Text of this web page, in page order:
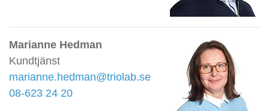
Marianne Hedman
Kundtjänst
marianne.hedman@triolab.se
08-623 24 20